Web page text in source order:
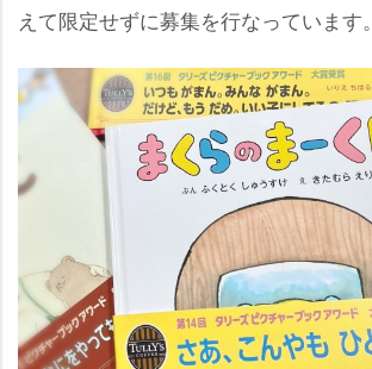
えて限定せずに募集を行なっています。